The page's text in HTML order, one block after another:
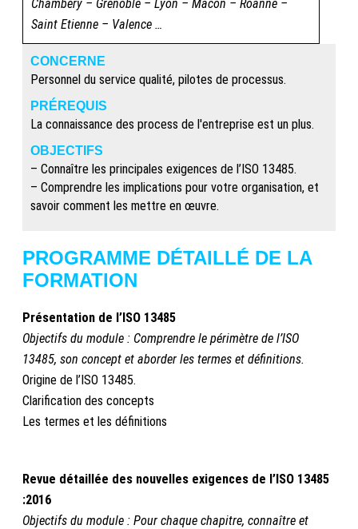
Chambéry – Grenoble – Lyon – Mâcon – Roanne –
Saint Etienne – Valence …
CONCERNE
Personnel du service qualité, pilotes de processus.
PRÉREQUIS
La connaissance des process de l'entreprise est un plus.
OBJECTIFS
– Connaître les principales exigences de l’ISO 13485.
– Comprendre les implications pour votre organisation, et
savoir comment les mettre en œuvre.
PROGRAMME DÉTAILLÉ DE LA
FORMATION
Présentation de l’ISO 13485
Objectifs du module : Comprendre le périmètre de l’ISO
13485, son concept et aborder les termes et définitions.
Origine de l’ISO 13485.
Clarification des concepts
Les termes et les définitions
Revue détaillée des nouvelles exigences de l’ISO 13485
:2016
Objectifs du module : Pour chaque chapitre, connaître et